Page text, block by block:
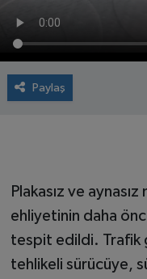
Paylaş
Plakasız ve
ehliyetinin daha
tespit edildi. Trafik
tehlikeli sürücüye,